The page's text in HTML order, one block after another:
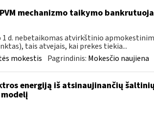
mechanizmo taikymo
d. nebetaikomas atvirkštinio
tais atvejais, kai prekes tiekia...
mokestis Pagrindinis: Mokesčio naujiena
energiją iš atsinaujinančių